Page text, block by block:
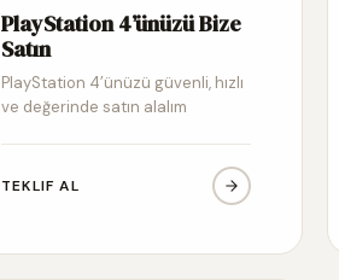
PlayStation 4’ünüzü Bize
Satın
PlayStation 4’ünüzü güvenli, hızlı
ve değerinde satın alalım
TEKLIF AL